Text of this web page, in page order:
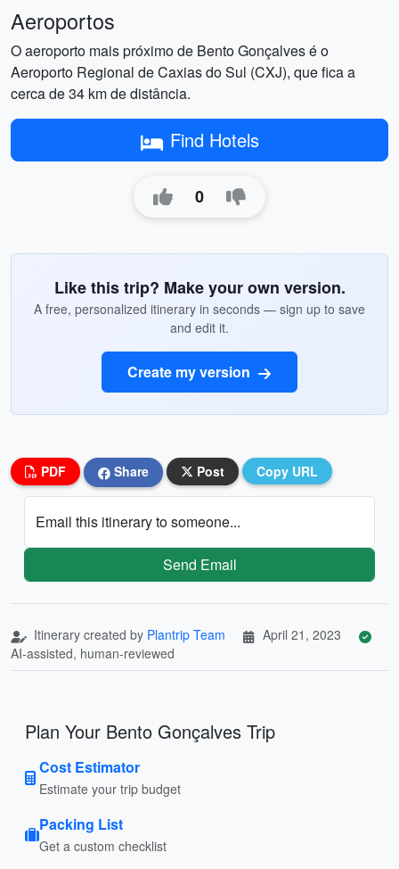
Aeroportos
O aeroporto mais próximo de Bento Gonçalves é o
Aeroporto Regional de Caxias do Sul (CXJ), que fica a
cerca de 34 km de distância.
Find Hotels
0
Like this trip? Make your own version.
A free, personalized itinerary in seconds — sign up to save
and edit it.
Create my version
PDF Share Post Copy URL
Email this itinerary to someone...
Send Email
Itinerary created by Plantrip Team
April 21, 2023
AI-assisted, human-reviewed
Plan Your Bento Gonçalves Trip
Cost Estimator
Estimate your trip budget
Packing List
Get a custom checklist